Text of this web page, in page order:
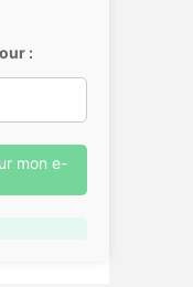
:
mon e-